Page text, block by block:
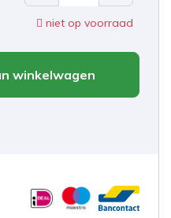
niet op voorraad
winkelwagen